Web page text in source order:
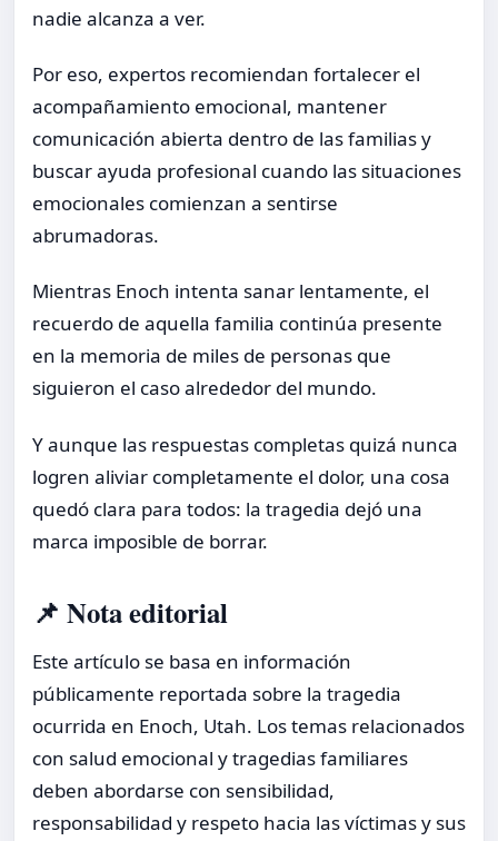
nadie alcanza a ver.
Por eso, expertos recomiendan fortalecer el
acompañamiento emocional, mantener
comunicación abierta dentro de las familias y
buscar ayuda profesional cuando las situaciones
emocionales comienzan a sentirse
abrumadoras.
Mientras Enoch intenta sanar lentamente, el
recuerdo de aquella familia continúa presente
en la memoria de miles de personas que
siguieron el caso alrededor del mundo.
Y aunque las respuestas completas quizá nunca
logren aliviar completamente el dolor, una cosa
quedó clara para todos: la tragedia dejó una
marca imposible de borrar.
📌 Nota editorial
Este artículo se basa en información
públicamente reportada sobre la tragedia
ocurrida en Enoch, Utah. Los temas relacionados
con salud emocional y tragedias familiares
deben abordarse con sensibilidad,
responsabilidad y respeto hacia las víctimas y sus